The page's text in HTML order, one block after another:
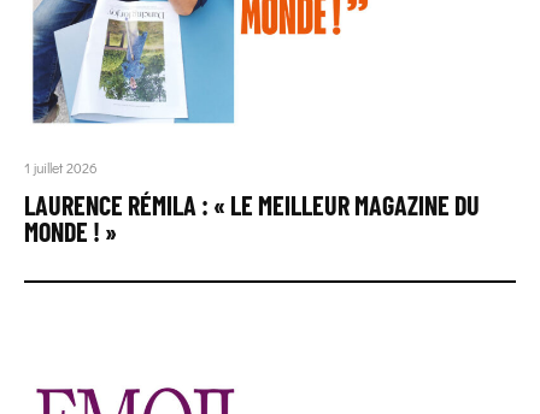
1 juillet 2026
LAURENCE RÉMILA : « LE MEILLEUR MAGAZINE DU
MONDE ! »